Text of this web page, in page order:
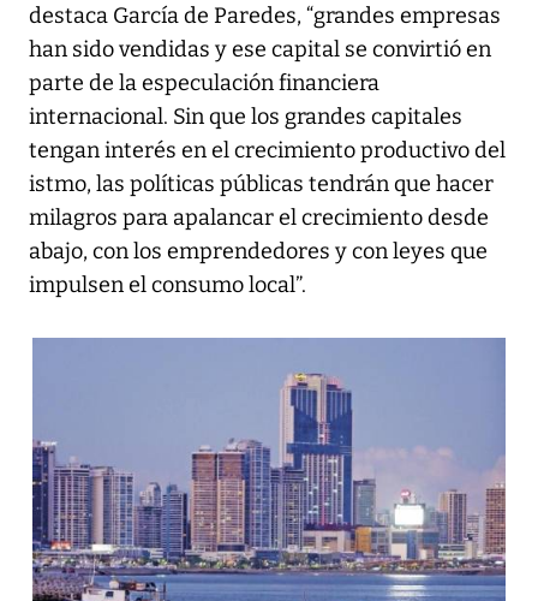
destaca García de Paredes, “grandes empresas
han sido vendidas y ese capital se convirtió en
parte de la especulación financiera
internacional. Sin que los grandes capitales
tengan interés en el crecimiento productivo del
istmo, las políticas públicas tendrán que hacer
milagros para apalancar el crecimiento desde
abajo, con los emprendedores y con leyes que
impulsen el consumo local”.